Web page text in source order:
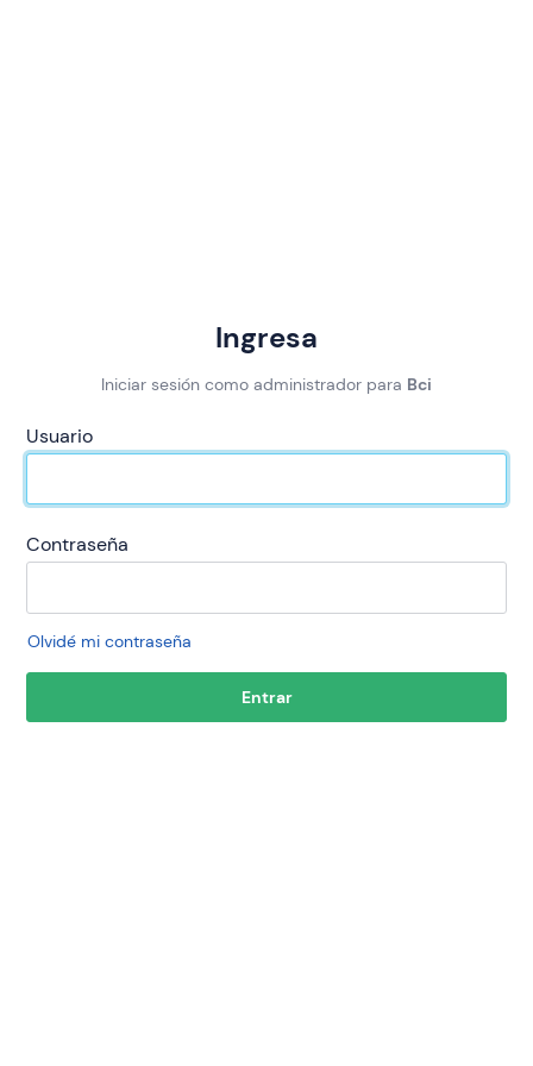
Ingresa
Iniciar sesión como administrador para Bci
Usuario
Contraseña
Olvidé mi contraseña